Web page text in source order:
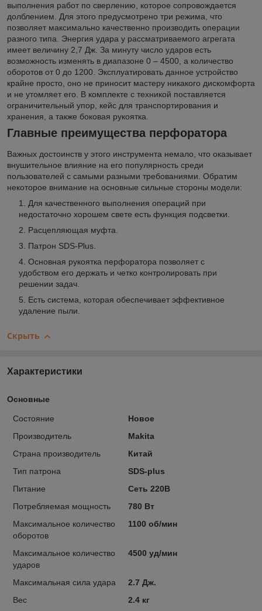
выполнения работ по сверлению, которое сопровождается
долблением. Для этого предусмотрено три режима, что
позволяет максимально качественно производить операции
разного типа. Энергия удара у рассматриваемого агрегата
имеет величину 2,7 Дж. За минуту число ударов есть
возможность изменять в диапазоне 0 – 4500, а количество
оборотов от 0 до 1200. Эксплуатировать данное устройство
крайне просто, оно не приносит мастеру никакого дискомфорта
и не утомляет его. В комплекте с техникой поставляется
ограничительный упор, кейс для транспортирования и
хранения, а также боковая рукоятка.
Главные преимущества перфоратора
Важных достоинств у этого инструмента немало, что оказывает
внушительное влияние на его популярность среди
пользователей с самыми разными требованиями. Обратим
некоторое внимание на основные сильные стороны модели:
Для качественного выполнения операций при
недостаточно хорошем свете есть функция подсветки.
Расцепляющая муфта.
Патрон SDS-Plus.
Основная рукоятка перфоратора позволяет с
удобством его держать и четко контролировать при
решении задач.
Есть система, которая обеспечивает эффективное
удаление пыли.
Скрыть
Характеристики
Основные
Состояние
Новое
Производитель
Makita
Страна производитель
Китай
Тип патрона
SDS-plus
Питание
Сеть 220В
Потребляемая мощность
780 Вт
Максимальное количество
оборотов
1100 об/мин
Максимальное количество
ударов
4500 уд/мин
Максимальная сила удара
2.7 Дж.
Вес
2.4 кг